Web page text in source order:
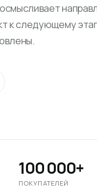
к следующему
100 000+
ПОКУПАТЕЛЕЙ